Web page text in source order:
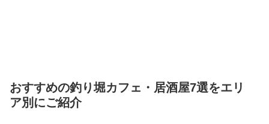
おすすめの釣り堀カフェ・居酒屋7選をエリ
ア別にご紹介